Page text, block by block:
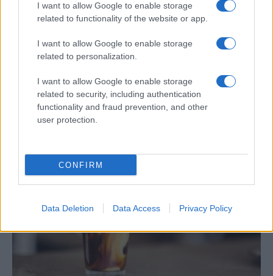
I want to allow Google to enable storage
related to functionality of the website or app.
I want to allow Google to enable storage
related to personalization.
I want to allow Google to enable storage
related to security, including authentication
functionality and fraud prevention, and other
user protection.
CONFIRM
Data Deletion Data Access Privacy Policy
Óriási meglepetés várta a Hapoel Tel-
Aviv szurkolóit Miskolcon